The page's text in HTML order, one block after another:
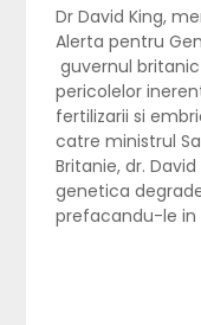
Dr David King,
Alerta pentru
guvernul
pericolelor
fertilizarii si
catre ministrul
Britanie, dr.
genetica
prefacandu-le in